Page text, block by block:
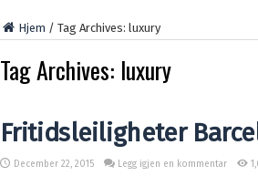
Hjem / Tag Archives: luxury
Tag Archives: luxury
Fritidsleiligheter
December 22, 2015 Legg igjen en kommentar